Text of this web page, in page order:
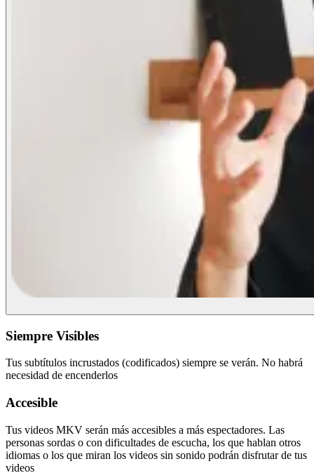
Siempre Visibles
Tus subtítulos incrustados (codificados) siempre se verán. No habrá
necesidad de encenderlos
Accesible
Tus videos MKV serán más accesibles a más espectadores. Las
personas sordas o con dificultades de escucha, los que hablan otros
idiomas o los que miran los videos sin sonido podrán disfrutar de tus
videos